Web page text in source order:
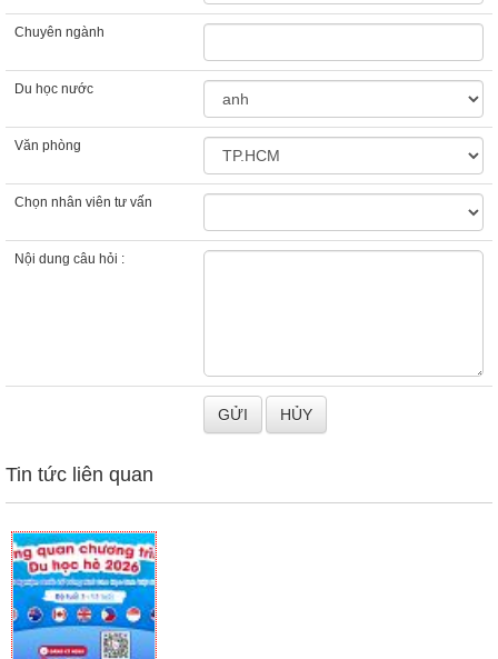
Chuyên ngành
Du học nước
Văn phòng
Chọn nhân viên tư vấn
Nội dung câu hỏi :
Tin tức liên quan